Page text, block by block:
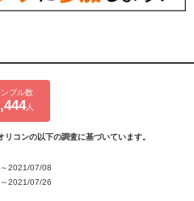
プル数
人
コンの以下の調査に基づいています。
2021/07/08
2021/07/26